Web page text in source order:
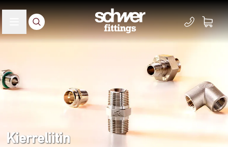
Kierreliitin